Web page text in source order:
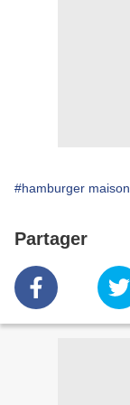
#hamburger maison
Partager